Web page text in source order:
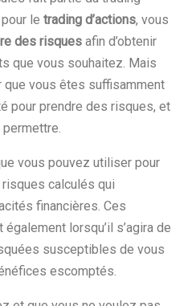
le trading d’actions, vous
des risques afin d’obtenir
que vous souhaitez. Mais
vous êtes suffisamment
pour prendre des risques, et
vous pouvez utiliser pour
calculés qui
financières. Ces
lorsqu’il s’agira de
susceptibles de vous
escomptés.